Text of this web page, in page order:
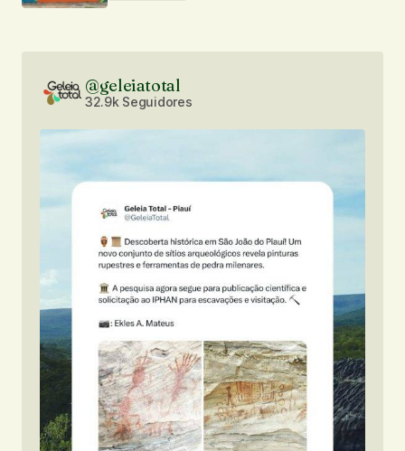
@geleiatotal
32.9k Seguidores